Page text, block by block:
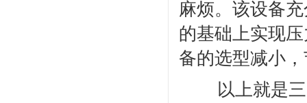
麻烦。该设备
的基础上实现
备的选型减小
以上就是三